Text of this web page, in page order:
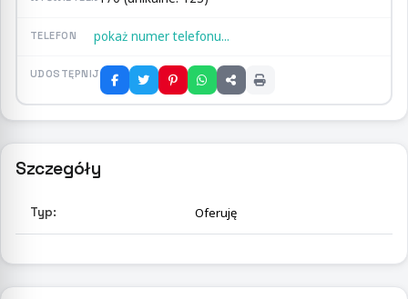
TELEFON pokaż numer telefonu...
UDOSTĘPNIJ
Szczegóły
Typ: Oferuję